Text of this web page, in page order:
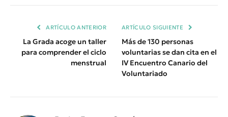
ARTÍCULO ANTERIOR
La Grada acoge un taller
para comprender el ciclo
menstrual
ARTÍCULO SIGUIENTE
Más de 130 personas
voluntarias se dan cita en el
IV Encuentro Canario del
Voluntariado